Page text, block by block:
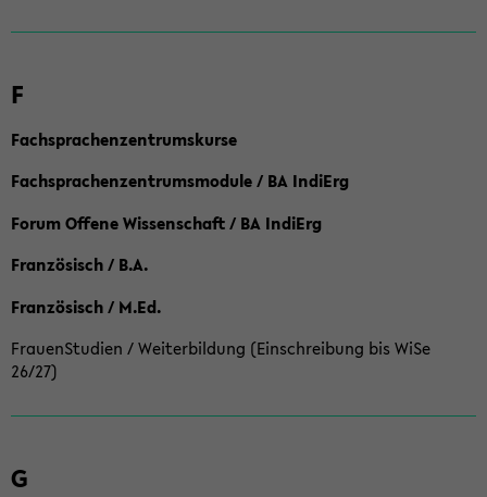
F
Fachsprachenzentrumskurse
Fachsprachenzentrumsmodule / BA IndiErg
Forum Offene Wissenschaft / BA IndiErg
Französisch / B.A.
Französisch / M.Ed.
FrauenStudien / Weiterbildung (Einschreibung bis WiSe
26/27)
G